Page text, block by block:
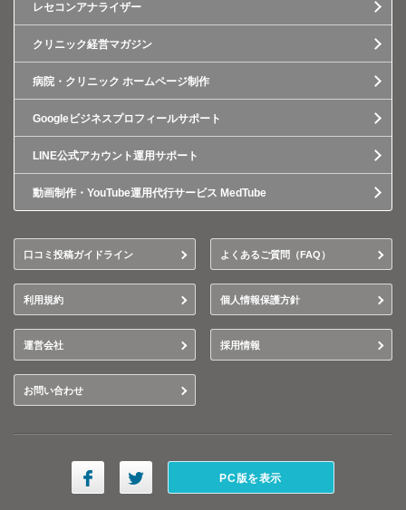
レセコンアナライザー
クリニック経営マガジン
病院・クリニック ホームページ制作
Googleビジネスプロフィールサポート
LINE公式アカウント運用サポート
動画制作・YouTube運用代行サービス MedTube
口コミ投稿ガイドライン よくあるご質問（FAQ）
利用規約 個人情報保護方針
運営会社 採用情報
お問い合わせ
PC版を表示